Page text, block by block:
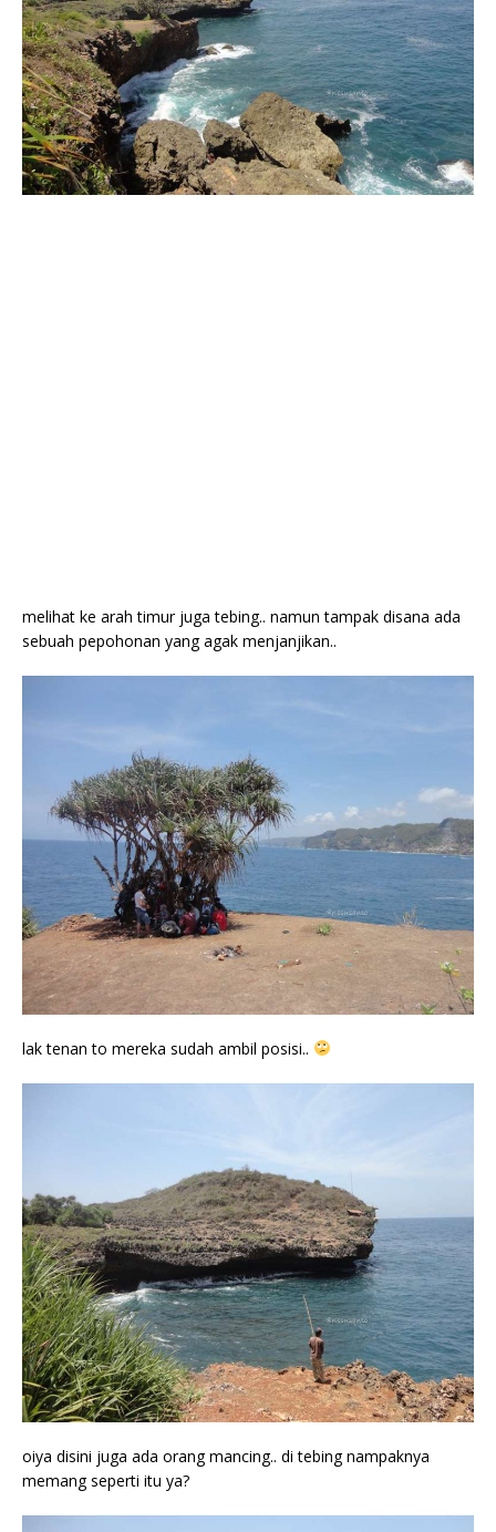
melihat ke arah timur juga tebing.. namun tampak disana ada
sebuah pepohonan yang agak menjanjikan..
lak tenan to mereka sudah ambil posisi..
oiya disini juga ada orang mancing.. di tebing nampaknya
memang seperti itu ya?